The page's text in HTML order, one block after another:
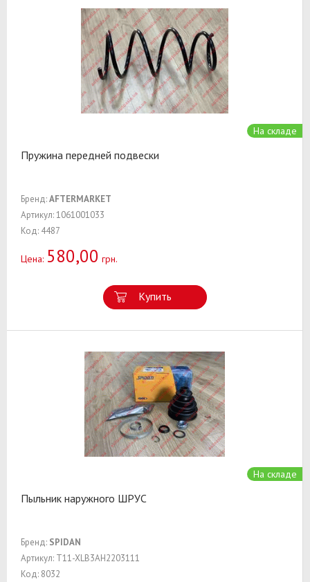
На складе
Пружина передней подвески
Бренд:AFTERMARKET
Артикул: 1061001033
Код: 4487
Цена: 580,00 грн.
Купить
На складе
Пыльник наружного ШРУС
Бренд: SPIDAN
Артикул: T11-XLB3AH2203111
Код: 8032